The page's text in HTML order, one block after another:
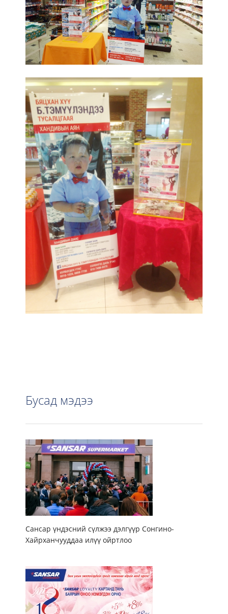
Бусад мэдээ
Сансар үндэсний сүлжээ дэлгүүр Сонгино-
Хайрханчууддаа илүү ойртлоо